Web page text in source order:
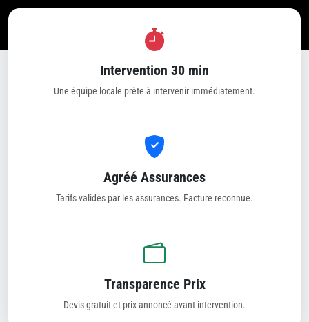
Intervention 30 min
Une équipe locale prête à intervenir immédiatement.
Agréé Assurances
Tarifs validés par les assurances. Facture reconnue.
Transparence Prix
Devis gratuit et prix annoncé avant intervention.